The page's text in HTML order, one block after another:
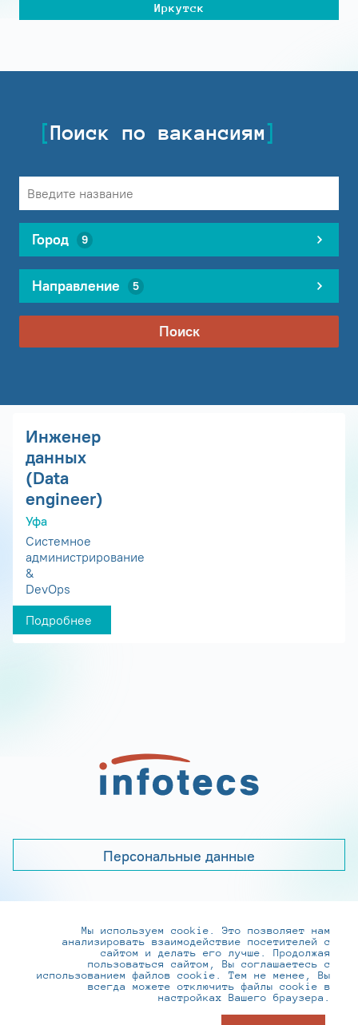
Иркутск
Поиск по вакансиям
Город 9
Направление 5
Поиск
Инженер
данных
(Data
engineer)
Уфа
Системное
администрирование
&
DevOps
Подробнее
Персональные данные
+7 (495) 737-6192, 8-800-250-0-260
practice@infotecs.ru,hr@infotecs.ru
127273, г. Москва, Отрадная ул., 2Б строение 1
Мы используем cookie. Это позволяет нам
анализировать взаимодействие посетителей с
сайтом и делать его лучше. Продолжая
пользоваться сайтом, Вы соглашаетесь с
использованием файлов cookie. Тем не менее, Вы
всегда можете отключить файлы cookie в
настройках Вашего браузера.